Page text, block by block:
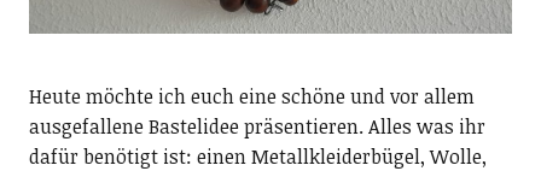
Heute möchte ich euch eine schöne und vor allem
ausgefallene Bastelidee präsentieren. Alles was ihr
dafür benötigt ist: einen Metallkleiderbügel, Wolle,